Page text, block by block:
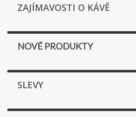
ZAJÍMAVOSTI O KÁVĚ
NOVÉ PRODUKTY
SLEVY